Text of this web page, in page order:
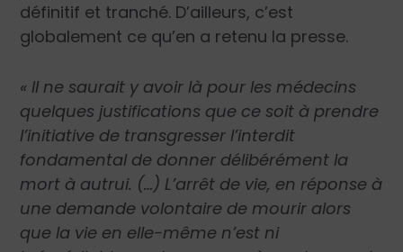
définitif et tranché. D’ailleurs, c’est
globalement ce qu’en a retenu la presse.
« Il ne saurait y avoir là pour les médecins
quelques justifications que ce soit à prendre
l’initiative de transgresser l’interdit
fondamental de donner délibérément la
mort à autrui. (…) L’arrêt de vie, en réponse à
une demande volontaire de mourir alors
que la vie en elle-même n’est ni